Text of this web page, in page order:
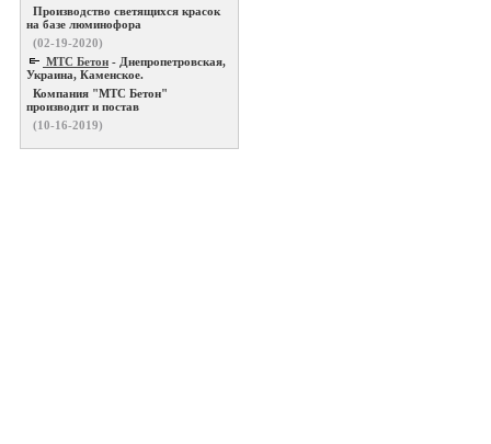
Производство светящихся красок
на базе люминофора
(02-19-2020)
МТС Бетон - Днепропетровская,
Украина, Каменское.
Компания "МТС Бетон"
производит и постав
(10-16-2019)